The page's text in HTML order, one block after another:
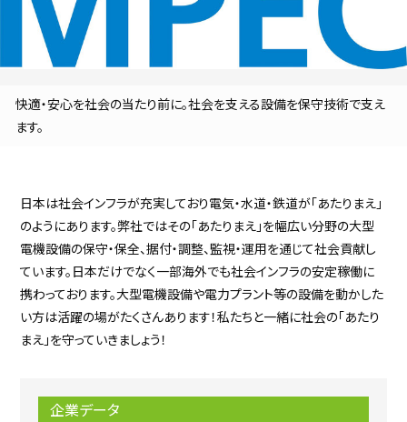
快適・安心を社会の当たり前に。社会を支える設備を保守技術で支え
ます。
日本は社会インフラが充実しており電気・水道・鉄道が「あたりまえ」
のようにあります。弊社ではその「あたりまえ」を幅広い分野の大型
電機設備の保守・保全、据付・調整、監視・運用を通じて社会貢献し
ています。日本だけでなく一部海外でも社会インフラの安定稼働に
携わっております。大型電機設備や電力プラント等の設備を動かした
い方は活躍の場がたくさんあります！私たちと一緒に社会の「あたり
まえ」を守っていきましょう！
企業データ